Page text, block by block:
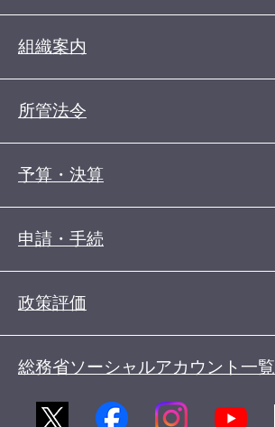
組織案内
所管法令
予算・決算
申請・手続
政策評価
総務省ソーシャルアカウント一覧